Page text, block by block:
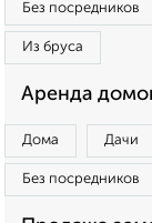
Без посредников
Из бруса
Аренда
Дома Дачи
Без посредников